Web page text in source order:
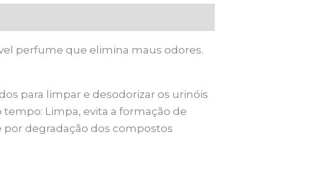
perfume que elimina maus odores.
para limpar e desodorizar os urinóis
Limpa, evita a formação de
por degradação dos compostos